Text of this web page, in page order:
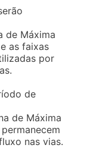
de Máxima
as faixas
por
de
de Máxima
nas vias.